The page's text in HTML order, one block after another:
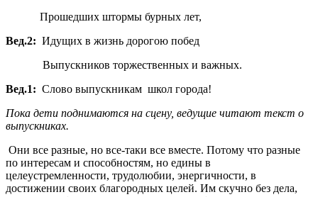
Прошедших штормы бурных лет,
Вед.2: Идущих в жизнь дорогою побед
Выпускников торжественных и важных.
Вед.1: Слово выпускникам школ города!
Пока дети поднимаются на сцену, ведущие читают текст о
выпускниках.
Они все разные, но все-таки все вместе. Потому что разные
по интересам и способностям, но едины в
целеустремленности, трудолюбии, энергичности, в
достижении своих благородных целей. Им скучно без дела,